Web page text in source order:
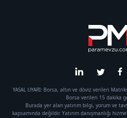
YASAL UYARI: Borsa, altın ve döviz verileri
Borsa verileri 15 dakika
Burada yer alan yatırım bilgi, yorum ve
kapsamında değildir. Yatırım danışmanlığı